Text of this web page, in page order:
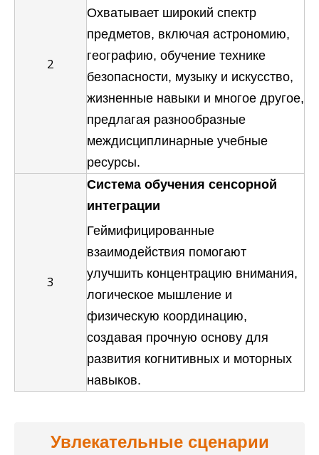
2
Охватывает широкий спектр
предметов, включая астрономию,
географию, обучение технике
безопасности, музыку и искусство,
жизненные навыки и многое другое,
предлагая разнообразные
междисциплинарные учебные
ресурсы.
3
Система обучения сенсорной
интеграции
Геймифицированные
взаимодействия помогают
улучшить концентрацию внимания,
логическое мышление и
физическую координацию,
создавая прочную основу для
развития когнитивных и моторных
навыков.
Увлекательные сценарии